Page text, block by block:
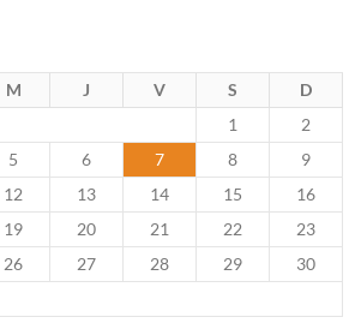
M J V S
D
1
2
5 6 7 8
9
12 13 14 15
16
19 20 21 22
23
26 27 28 29
30